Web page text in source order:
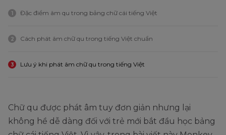
1 Đặc điểm âm qu trong bảng chữ cái tiếng Việt
2 Cách phát âm chữ qu trong tiếng Việt chuẩn
3 Lưu ý khi phát âm chữ qu trong tiếng Việt
Chữ qu được phát âm tuy đơn giản nhưng lại
không hề dễ dàng đối với trẻ mới bắt đầu học bảng